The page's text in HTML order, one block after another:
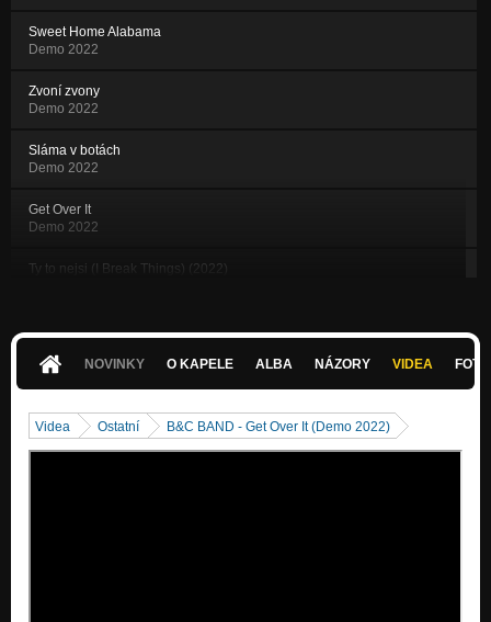
Sweet Home Alabama
Demo 2022
Zvoní zvony
Demo 2022
Sláma v botách
Demo 2022
Get Over It
Demo 2022
Ty to nejsi (I Break Things) (2022)
Wayfaring Stranger (2016)
Smrti (2016)
NOVINKY O KAPELE ALBA NÁZORY VIDEA
Videa Ostatní B&C BAND - Get Over It (Demo 2022)